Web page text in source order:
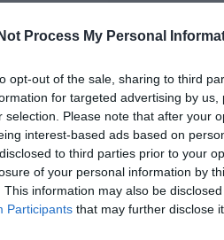
Process My Personal
opt-out of the sale, sharing to third
for targeted advertising by
selection. Please note that after your
interest-based ads based on
to third parties prior to your
of your personal information by
This information may also be
Participants that may further disclose
€ 22,95 €
F ]
producto
6,89 €
Ver
-70%